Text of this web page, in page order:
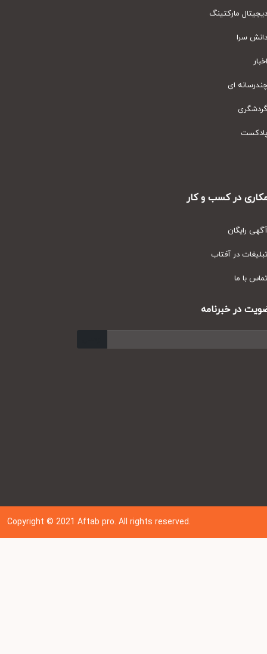
مارکتینگ
سرا
ای
در کسب و کار
رایگان
در آفتاب
با ما
در خبرنامه
Copyright © 202 1Aftab pro. All rights reserved.